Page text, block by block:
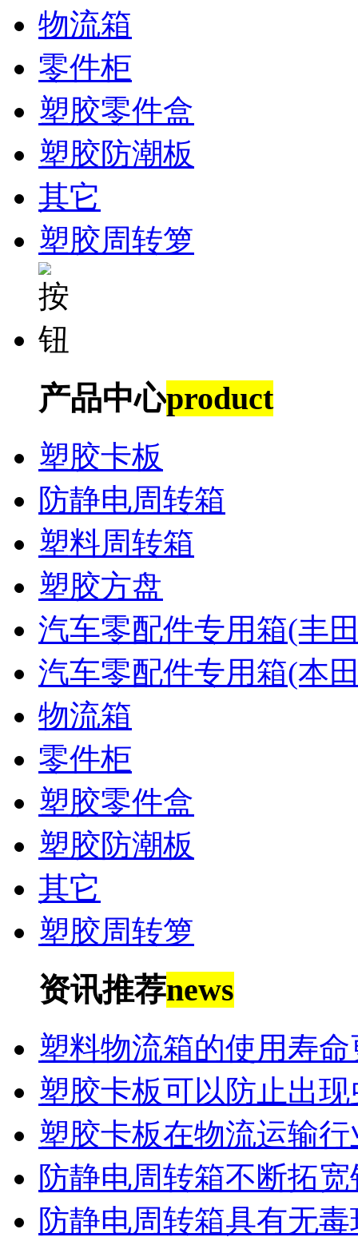
物流箱
零件柜
塑胶零件盒
塑胶防潮板
其它
塑胶周转箩
产品中心product
塑胶卡板
防静电周转箱
塑料周转箱
塑胶方盘
汽车零配件专用箱(丰
汽车零配件专用箱(本
物流箱
零件柜
塑胶零件盒
塑胶防潮板
其它
塑胶周转箩
资讯推荐news
塑料物流箱的使用寿命
塑胶卡板可以防止出
塑胶卡板在物流运输
防静电周转箱不断拓
防静电周转箱具有无